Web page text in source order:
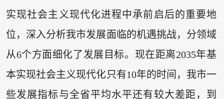
实现社会主义现代化进程中承前启后的重要地
位，深入分析我市发展面临的机遇挑战，分领域
从6个方面细化了发展目标。现在距离2035年基
本实现社会主义现代化只有10年的时间，我市一
些发展指标与全省平均水平还有较大差距，到